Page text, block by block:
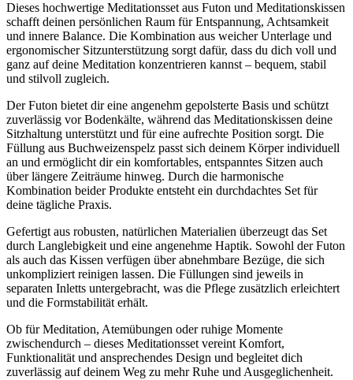
Dieses hochwertige Meditationsset aus Futon und Meditationskissen
schafft deinen persönlichen Raum für Entspannung, Achtsamkeit
und innere Balance. Die Kombination aus weicher Unterlage und
ergonomischer Sitzunterstützung sorgt dafür, dass du dich voll und
ganz auf deine Meditation konzentrieren kannst – bequem, stabil
und stilvoll zugleich.
Der Futon bietet dir eine angenehm gepolsterte Basis und schützt
zuverlässig vor Bodenkälte, während das Meditationskissen deine
Sitzhaltung unterstützt und für eine aufrechte Position sorgt. Die
Füllung aus Buchweizenspelz passt sich deinem Körper individuell
an und ermöglicht dir ein komfortables, entspanntes Sitzen auch
über längere Zeiträume hinweg. Durch die harmonische
Kombination beider Produkte entsteht ein durchdachtes Set für
deine tägliche Praxis.
Gefertigt aus robusten, natürlichen Materialien überzeugt das Set
durch Langlebigkeit und eine angenehme Haptik. Sowohl der Futon
als auch das Kissen verfügen über abnehmbare Bezüge, die sich
unkompliziert reinigen lassen. Die Füllungen sind jeweils in
separaten Inletts untergebracht, was die Pflege zusätzlich erleichtert
und die Formstabilität erhält.
Ob für Meditation, Atemübungen oder ruhige Momente
zwischendurch – dieses Meditationsset vereint Komfort,
Funktionalität und ansprechendes Design und begleitet dich
zuverlässig auf deinem Weg zu mehr Ruhe und Ausgeglichenheit.